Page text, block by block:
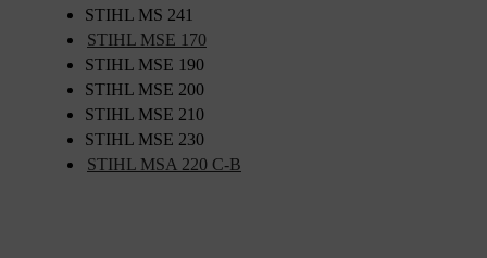
STIHL MS 241
STIHL MSE 170
STIHL MSE 190
STIHL MSE 200
STIHL MSE 210
STIHL MSE 230
STIHL MSA 220 C-B